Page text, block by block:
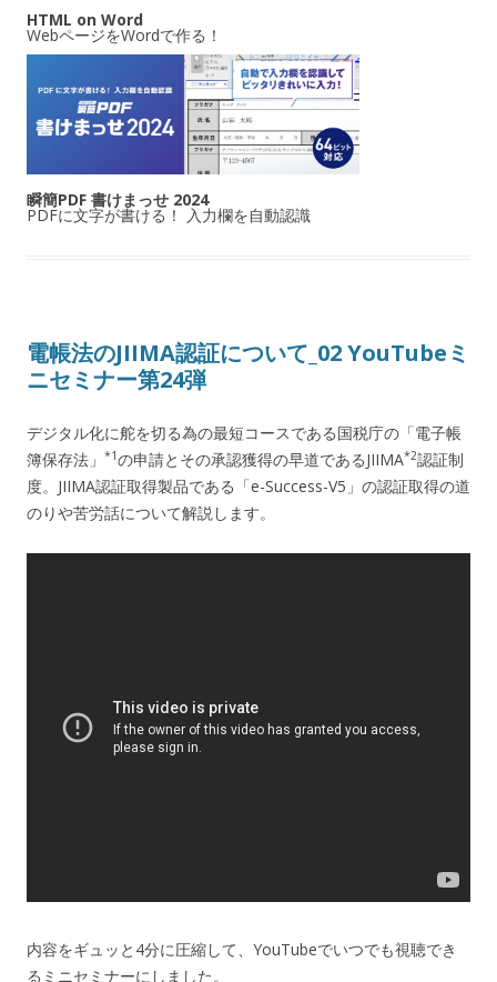
HTML on Word
WebページをWordで作る！
瞬簡PDF 書けまっせ 2024
PDFに文字が書ける！ 入力欄を自動認識
電帳法のJIIMA認証について_02 YouTubeミ
ニセミナー第24弾
デジタル化に舵を切る為の最短コースである国税庁の「電子帳
簿保存法」 *1の申請とその承認獲得の早道であるJIIMA*2認証制
度。JIIMA認証取得製品である「e-Success-V5」の認証取得の道
のりや苦労話について解説します。
内容をギュッと4分に圧縮して、YouTubeでいつでも視聴でき
るミニセミナーにしました。